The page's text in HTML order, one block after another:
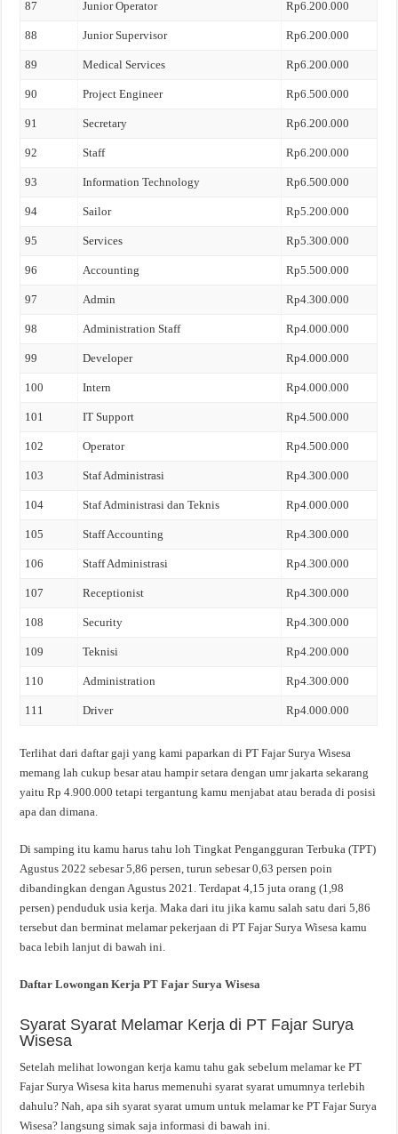
87 Junior Operator Rp6.200.000
88 Junior Supervisor Rp6.200.000
89 Medical Services Rp6.200.000
90 Project Engineer Rp6.500.000
91 Secretary Rp6.200.000
92 Staff Rp6.200.000
93 Information Technology Rp6.500.000
94 Sailor Rp5.200.000
95 Services Rp5.300.000
96 Accounting Rp5.500.000
97 Admin Rp4.300.000
98 Administration Staff Rp4.000.000
99 Developer Rp4.000.000
100 Intern Rp4.000.000
101 IT Support Rp4.500.000
102 Operator Rp4.500.000
103 Staf Administrasi Rp4.300.000
104 Staf Administrasi dan Teknis Rp4.000.000
105 Staff Accounting Rp4.300.000
106 Staff Administrasi Rp4.300.000
107 Receptionist Rp4.300.000
108 Security Rp4.300.000
109 Teknisi Rp4.200.000
110 Administration Rp4.300.000
111 Driver Rp4.000.000
Terlihat dari daftar gaji yang kami paparkan di PT Fajar Surya Wisesa
memang lah cukup besar atau hampir setara dengan umr jakarta sekarang
yaitu Rp 4.900.000 tetapi tergantung kamu menjabat atau berada di posisi
apa dan dimana.
Di samping itu kamu harus tahu loh Tingkat Pengangguran Terbuka (TPT)
Agustus 2022 sebesar 5,86 persen, turun sebesar 0,63 persen poin
dibandingkan dengan Agustus 2021. Terdapat 4,15 juta orang (1,98
persen) penduduk usia kerja. Maka dari itu jika kamu salah satu dari 5,86
tersebut dan berminat melamar pekerjaan di PT Fajar Surya Wisesa kamu
baca lebih lanjut di bawah ini.
Daftar Lowongan Kerja PT Fajar Surya Wisesa
Syarat Syarat Melamar Kerja di PT Fajar Surya
Wisesa
Setelah melihat lowongan kerja kamu tahu gak sebelum melamar ke PT
Fajar Surya Wisesa kita harus memenuhi syarat syarat umumnya terlebih
dahulu? Nah, apa sih syarat syarat umum untuk melamar ke PT Fajar Surya
Wisesa? langsung simak saja informasi di bawah ini.